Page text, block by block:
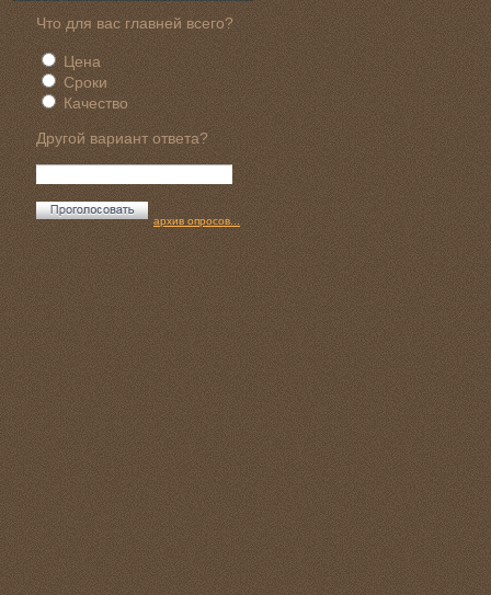
Что для вас главней всего?
Цена
Сроки
Качество
Другой вариант ответа?
архив опросов...